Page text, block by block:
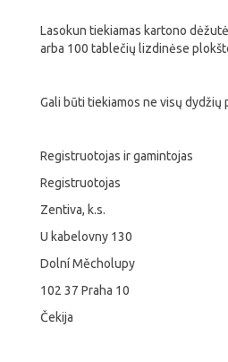
Lasokun tiekiamas kartono
arba 100 tablečių lizdinėse
Gali būti tiekiamos ne visų dydžių
Registruotojas ir gamintojas
Registruotojas
Zentiva, k.s.
U kabelovny 130
Dolní Měcholupy
102 37 Praha 10
Čekija